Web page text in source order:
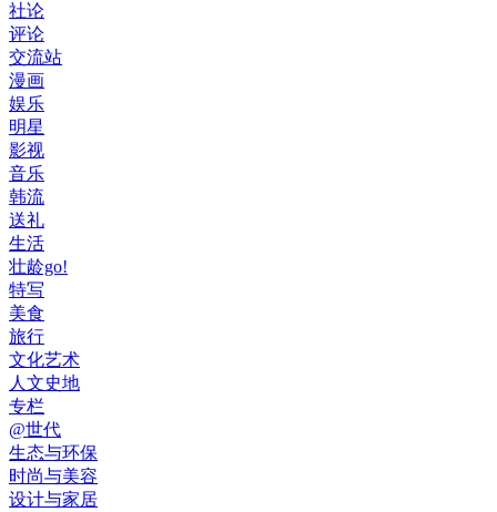
社论
评论
交流站
漫画
娱乐
明星
影视
音乐
韩流
送礼
生活
壮龄go!
特写
美食
旅行
文化艺术
人文史地
专栏
@世代
生态与环保
时尚与美容
设计与家居